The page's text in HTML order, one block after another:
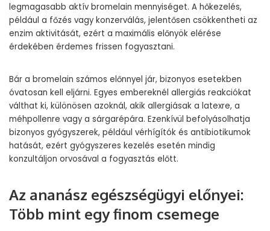
legmagasabb aktív bromelain mennyiséget. A hőkezelés,
például a főzés vagy konzerválás, jelentősen csökkentheti az
enzim aktivitását, ezért a maximális előnyök elérése
érdekében érdemes frissen fogyasztani.
Bár a bromelain számos előnnyel jár, bizonyos esetekben
óvatosan kell eljárni. Egyes embereknél allergiás reakciókat
válthat ki, különösen azoknál, akik allergiásak a latexre, a
méhpollenre vagy a sárgarépára. Ezenkívül befolyásolhatja
bizonyos gyógyszerek, például vérhígítók és antibiotikumok
hatását, ezért gyógyszeres kezelés esetén mindig
konzultáljon orvosával a fogyasztás előtt.
Az ananász egészségügyi előnyei:
Több mint egy finom csemege